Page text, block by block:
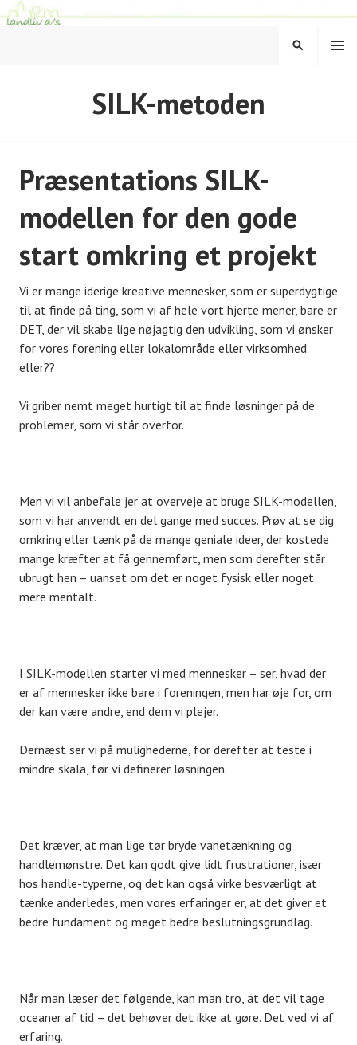
Hop
til
LANDLIV
MENU
SØG
SILK-metoden
Præsentations SILK-
modellen for den gode
start omkring et projekt
Vi er mange iderige kreative mennesker, som er superdygtige
til at finde på ting, som vi af hele vort hjerte mener, bare er
DET, der vil skabe lige nøjagtig den udvikling, som vi ønsker
for vores forening eller lokalområde eller virksomhed
eller??
Vi griber nemt meget hurtigt til at finde løsninger på de
problemer, som vi står overfor.
Men vi vil anbefale jer at overveje at bruge SILK-modellen,
som vi har anvendt en del gange med succes. Prøv at se dig
omkring eller tænk på de mange geniale ideer, der kostede
mange kræfter at få gennemført, men som derefter står
ubrugt hen – uanset om det er noget fysisk eller noget
mere mentalt.
I SILK-modellen starter vi med mennesker – ser, hvad der
er af mennesker ikke bare i foreningen, men har øje for, om
der kan være andre, end dem vi plejer.
Dernæst ser vi på mulighederne, for derefter at teste i
mindre skala, før vi definerer løsningen.
Det kræver, at man lige tør bryde vanetænkning og
handlemønstre. Det kan godt give lidt frustrationer, især
hos handle-typerne, og det kan også virke besværligt at
tænke anderledes, men vores erfaringer er, at det giver et
bedre fundament og meget bedre beslutningsgrundlag.
Når man læser det følgende, kan man tro, at det vil tage
oceaner af tid – det behøver det ikke at gøre. Det ved vi af
erfaring.